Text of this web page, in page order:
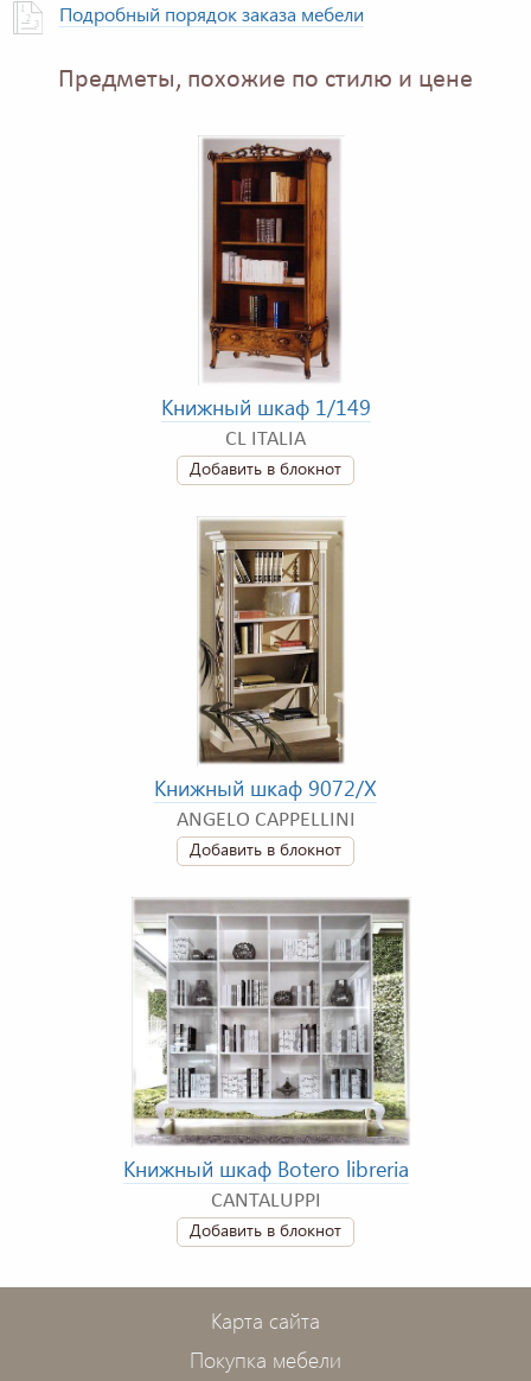
Подробный порядок заказа мебели
Предметы, похожие по стилю и цене
Книжный шкаф 1/149
CL ITALIA
Добавить в блокнот
Книжный шкаф 9072/X
ANGELO CAPPELLINI
Добавить в блокнот
Книжный шкаф Botero libreria
CANTALUPPI
Добавить в блокнот
Карта сайта
Покупка мебели